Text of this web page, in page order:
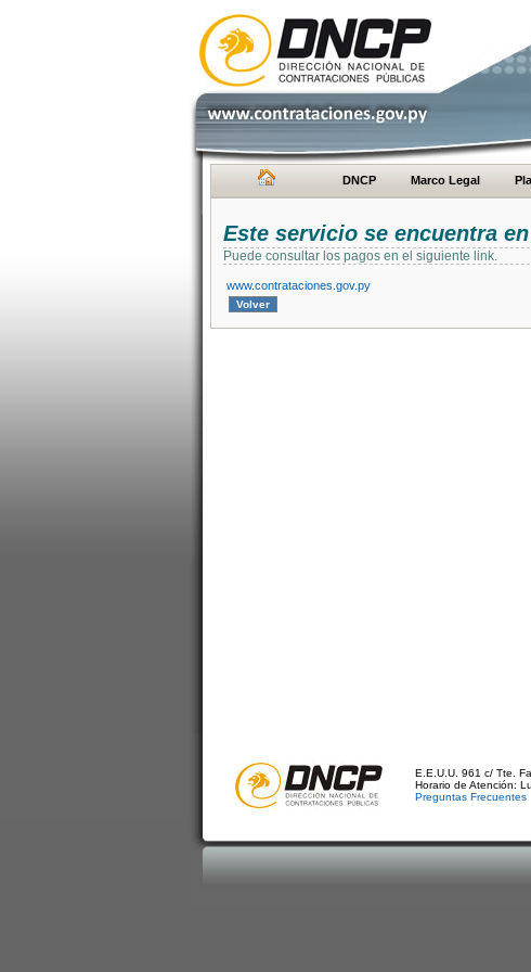
DNCP Marco Legal
Este servicio se encuentra
Puede consultar los pagos en el siguiente link.
www.contrataciones.gov.py
E.E.U.U. 961 c/ Tte.
Horario de Atención:
Preguntas Frecuentes